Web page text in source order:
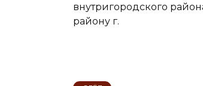
внутригородского
району г.